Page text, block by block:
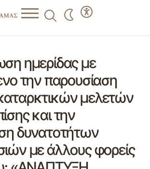
ημερίδας με
την παρουσίαση
μελετών
και την
δυνατοτήτων
με άλλους φορείς